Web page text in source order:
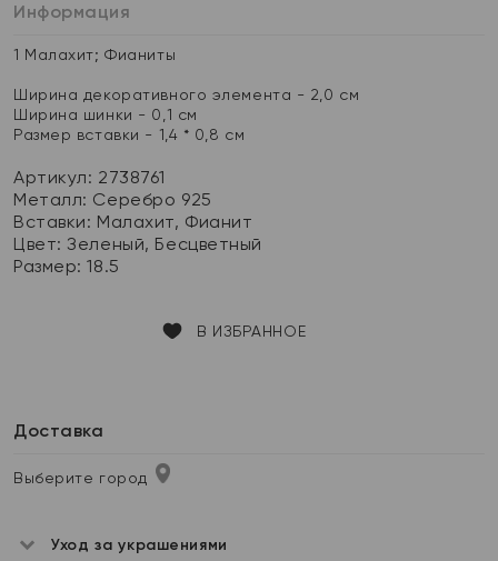
Информация
1 Малахит; Фианиты
Ширина декоративного элемента - 2,0 см
Ширина шинки - 0,1 см
Размер вставки - 1,4 * 0,8 см
Артикул: 2738761
Металл: Серебро 925
Вставки: Малахит, Фианит
Цвет:Зеленый, Бесцветный
Размер:18.5
В ИЗБРАННОЕ
Доставка
Выберите город
Уход за украшениями